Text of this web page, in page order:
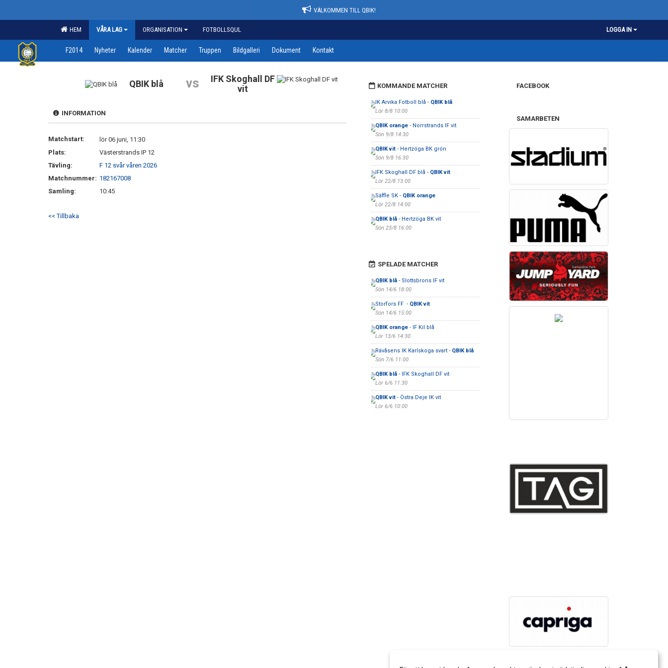
VÄLKOMMEN TILL QBIK!
HEM VÅRA LAG ORGANISATION FOTBOLLSQUL LOGGA IN
F2014 Nyheter Kalender Matcher Truppen Bildgalleri Dokument Kontakt
QBIK blå vs
IFK Skoghall DF
vit
INFORMATION
Matchstart:
lör 06 juni, 11:30
Plats:
Västerstrands IP 12
Tävling:
F 12 svår våren 2026
Matchnummer: 182167008
Samling:
10:45
<< Tillbaka
KOMMANDE MATCHER
IK Arvika Fotboll blå - QBIK blå
Lör 8/8 10:00
QBIK orange- Norrstrands IF vit
Sön 9/8 14:30
QBIK vit- Hertzöga BK grön
Sön 9/8 16:30
IFK Skoghall DF blå - QBIK vit
Lör 22/8 13:00
Säffle SK - QBIK orange
Lör 22/8 14:00
QBIK blå- Hertzöga BK vit
Sön 23/8 16:00
SPELADE MATCHER
QBIK blå- Slottsbrons IF vit
Sön 14/6 18:00
Storfors FF - QBIK vit
Sön 14/6 15:00
QBIK orange- IF Kil blå
Lör 13/6 14:30
Rävåsens IK Karlskoga svart - QBIK blå
Sön 7/6 11:00
QBIK blå- IFK Skoghall DF vit
Lör 6/6 11:30
QBIK vit- Östra Deje IK vit
Lör 6/6 10:00
FACEBOOK
SAMARBETEN